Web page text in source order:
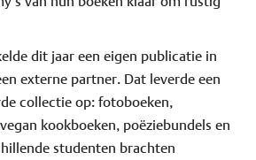
dit jaar een eigen publicatie in
externe partner. Dat leverde een
collectie op: fotoboeken,
kookboeken, poëziebundels en
studenten brachten